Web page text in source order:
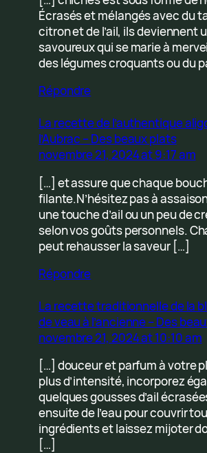
Écrasés et mélangés avec du
citron et de l’ail, ils deviennent
savoureux qui se marie à
des légumes croquants ou du
Répondre
La recette de l’authentique
l’Aubrac – Des beaux plats
novembre 21, 2024 at 9:17 am
[…] et assure que chaque
filante.N’hésitez pas à
une touche d’ail ou un peu de
selon vos goûts personnels.
peut rehausser la saveur […]
Répondre
La recette traditionnelle de la
de veau à l’ancienne – Des
novembre 21, 2024 at 10:10 am
[…] douceur et parfum à votre
plus d’intensité, incorporez
quelques gousses d’ail
ensuite de l’eau pour couvrir
ingrédients et laissez mijoter
[…]